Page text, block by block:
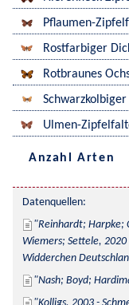
Pflaumen-
Rostfarbiger
Rotbraunes
Ulmen-
Anzahl Arten
Datenquellen:
Reinhardt; Harpke;
Wiemers; Settele,
Widderchen
Nash; Boyd;